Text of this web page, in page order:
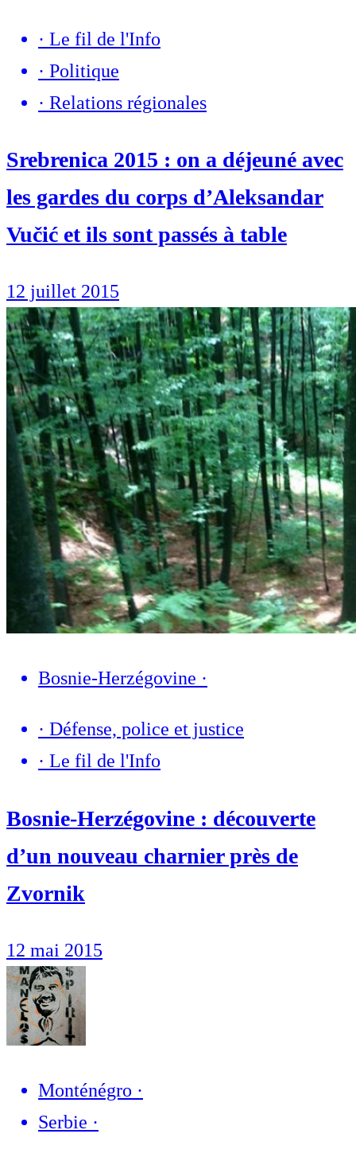
· Le fil de l'Info
· Politique
· Relations régionales
Srebrenica 2015 : on a déjeuné avec
les gardes du corps d’Aleksandar
Vučić et ils sont passés à table
12 juillet 2015
Bosnie-Herzégovine ·
· Défense, police et justice
· Le fil de l'Info
Bosnie-Herzégovine : découverte
d’un nouveau charnier près de
Zvornik
12 mai 2015
Monténégro ·
Serbie ·